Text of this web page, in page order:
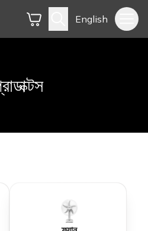
English